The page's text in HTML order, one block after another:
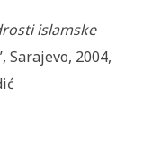
islamske
Sarajevo, 2004,